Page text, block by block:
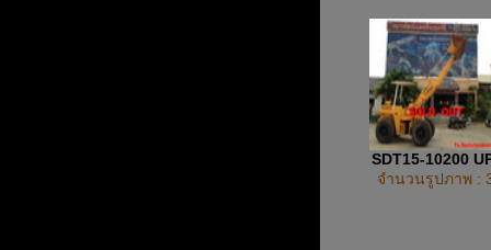
SDT15-10200
จำนวนรูปภาพ :